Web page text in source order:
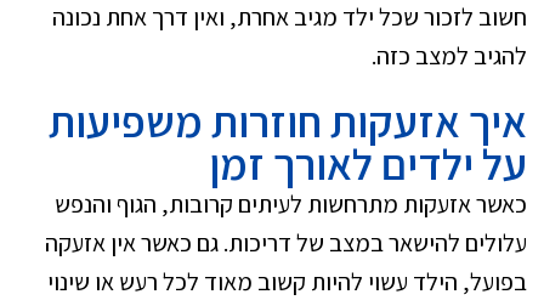
חשוב לזכור שכל ילד מגיב אחרת, ואין דרך אחת נכונה
להגיב למצב כזה.
איך אזעקות חוזרות משפיעות
על ילדים לאורך זמן
כאשר אזעקות מתרחשות לעיתים קרובות, הגוף והנפש
עלולים להישאר במצב של דריכות. גם כאשר אין אזעקה
בפועל, הילד עשוי להיות קשוב מאוד לכל רעש או שינוי